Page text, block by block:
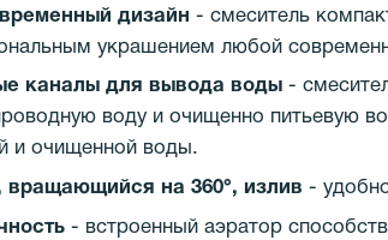
дизайн - смеситель
украшением любой
каналы для вывода воды-
воду и очищенно питьевую
и очищенной воды.
вращающийся на 360°, излив -
- встроенный аэратор